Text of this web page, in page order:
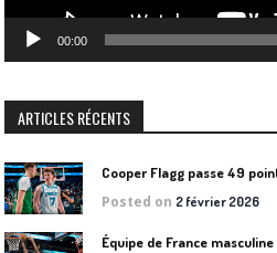
00:00
ARTICLES RÉCENTS
Cooper Flagg passe 49
Posted on 2 février 2026
Équipe de France